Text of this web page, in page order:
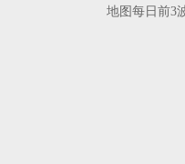
地图每日前3